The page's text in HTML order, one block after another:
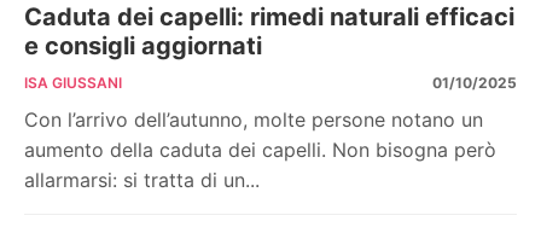
Caduta dei capelli: rimedi naturali efficaci
e consigli aggiornati
ISA GIUSSANI 01/10/2025
Con l’arrivo dell’autunno, molte persone notano un
aumento della caduta dei capelli. Non bisogna però
allarmarsi: si tratta di un...